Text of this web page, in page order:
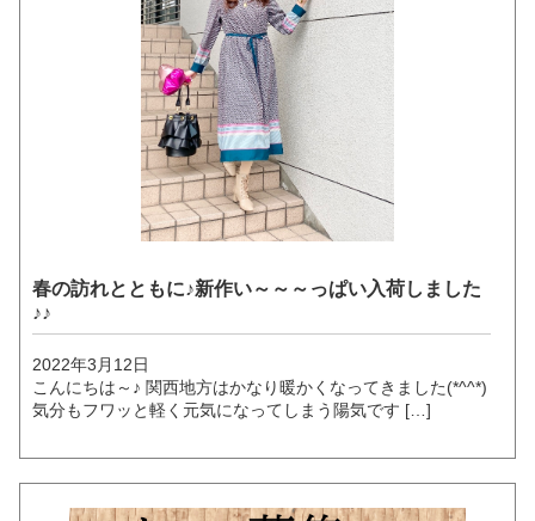
春の訪れとともに♪新作い～～～っぱい入荷しました
♪♪
2022年3月12日
こんにちは～♪ 関西地方はかなり暖かくなってきました(*^^*)
気分もフワッと軽く元気になってしまう陽気です […]